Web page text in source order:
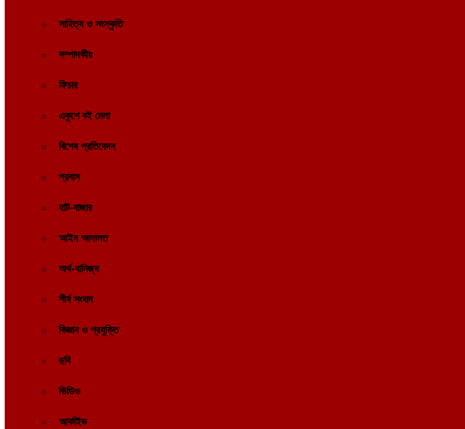
সাহিত্য ও সংস্কৃতি
সম্পাদকীয়
ফিচার
একুশে বই মেলা
বিশেষ প্রতিবেদন
প্রবাস
হাট-বাজার
আইন আদালত
অর্থ-বানিজ্য
শীর্ষ সংবাদ
বিজ্ঞান ও প্রযুক্তি
ছবি
ভিডিও
আর্কাইভ